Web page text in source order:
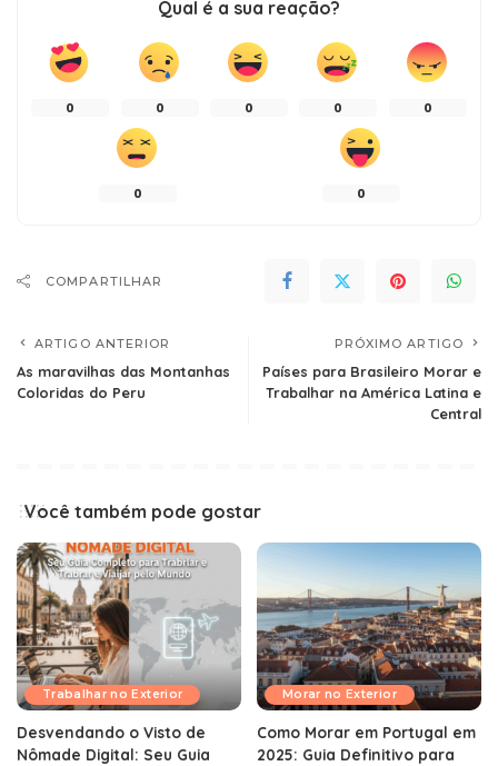
Qual é a sua reação?
0 0 0 0 0
0 0
COMPARTILHAR
ARTIGO ANTERIOR
As maravilhas das Montanhas
Coloridas do Peru
PRÓXIMO ARTIGO
Países para Brasileiro Morar e
Trabalhar na América Latina e
Central
Você também pode gostar
Trabalhar no Exterior
Desvendando o Visto de
Nômade Digital: Seu Guia
Morar no Exterior
Como Morar em Portugal em
2025: Guia Definitivo para